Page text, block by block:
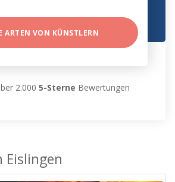
ARTEN VON KÜNSTLERN
2.0005-Sterne Bewertungen